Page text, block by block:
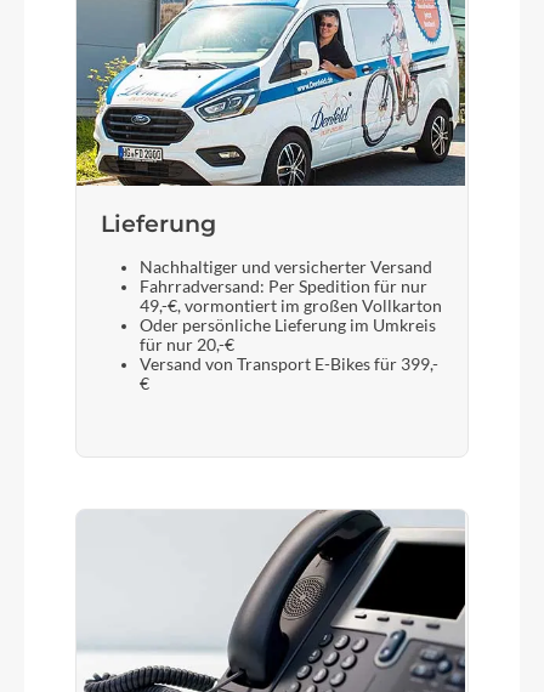
Lieferung
Nachhaltiger und versicherter Versand
Fahrradversand: Per Spedition für nur
49,-€, vormontiert im großen Vollkarton
Oder persönliche Lieferung im Umkreis
für nur 20,-€
Versand von Transport E-Bikes für 399,-
€